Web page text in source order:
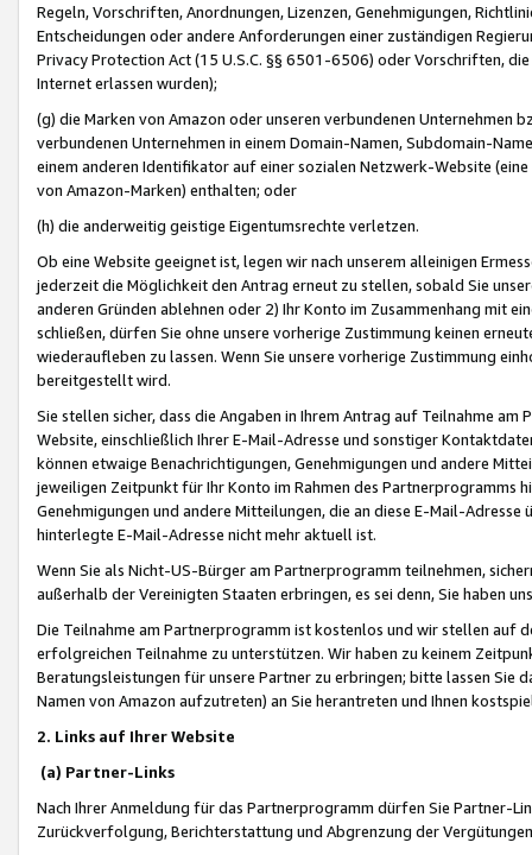
Regeln, Vorschriften, Anordnungen, Lizenzen, Genehmigungen,
Entscheidungen oder andere Anforderungen einer zuständigen
Privacy Protection Act (15 U.S.C. §§ 6501-6506) oder Vorschriften,
Internet erlassen wurden);
(g) die Marken von Amazon oder unseren verbundenen Unternehmen
verbundenen Unternehmen in einem Domain-Namen, Subdomain-
einem anderen Identifikator auf einer sozialen Netzwerk-Website
von Amazon-Marken) enthalten; oder
(h) die anderweitig geistige Eigentumsrechte verletzen.
Ob eine Website geeignet ist, legen wir nach unserem alleinigen
jederzeit die Möglichkeit den Antrag erneut zu stellen, sobald Sie
anderen Gründen ablehnen oder 2) Ihr Konto im Zusammenhang mit
schließen, dürfen Sie ohne unsere vorherige Zustimmung keinen
wiederaufleben zu lassen. Wenn Sie unsere vorherige Zustimmung
bereitgestellt wird.
Sie stellen sicher, dass die Angaben in Ihrem Antrag auf Teilnahme
Website, einschließlich Ihrer E-Mail-Adresse und sonstiger
können etwaige Benachrichtigungen, Genehmigungen und andere
jeweiligen Zeitpunkt für Ihr Konto im Rahmen des Partnerprogramms
Genehmigungen und andere Mitteilungen, die an diese E-Mail-
hinterlegte E-Mail-Adresse nicht mehr aktuell ist.
Wenn Sie als Nicht-US-Bürger am Partnerprogramm teilnehmen,
außerhalb der Vereinigten Staaten erbringen, es sei denn, Sie haben
Die Teilnahme am Partnerprogramm ist kostenlos und wir stellen auf
erfolgreichen Teilnahme zu unterstützen. Wir haben zu keinem
Beratungsleistungen für unsere Partner zu erbringen; bitte lassen Sie
Namen von Amazon aufzutreten) an Sie herantreten und Ihnen
2. Links auf Ihrer Website
(a) Partner-Links
Nach Ihrer Anmeldung für das Partnerprogramm dürfen Sie Partner-
Zurückverfolgung, Berichterstattung und Abgrenzung der